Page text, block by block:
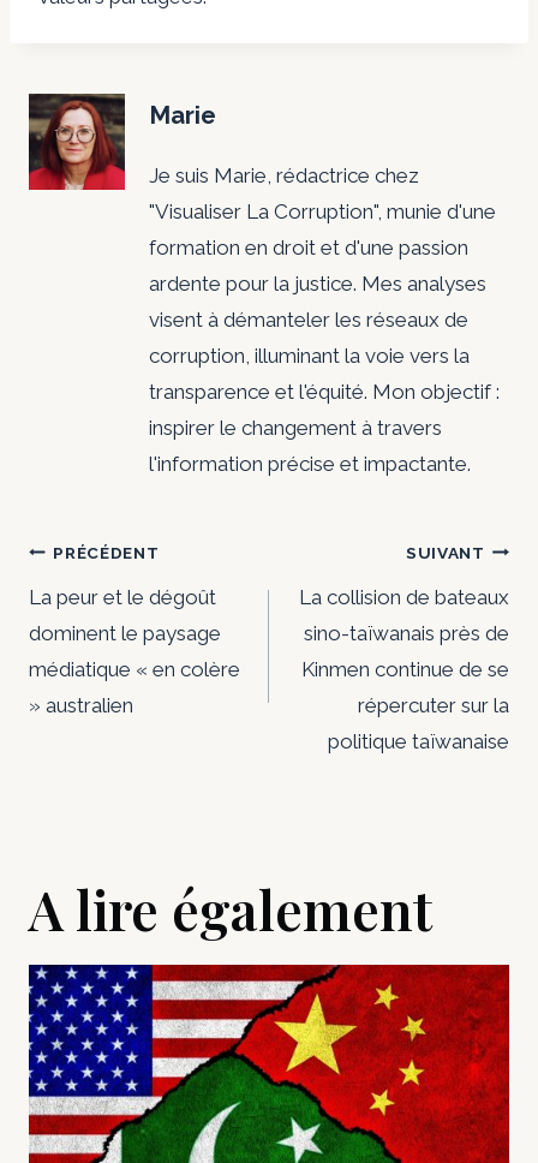
Marie
Je suis Marie, rédactrice chez
"Visualiser La Corruption", munie d'une
formation en droit et d'une passion
ardente pour la justice. Mes analyses
visent à démanteler les réseaux de
corruption, illuminant la voie vers la
transparence et l'équité. Mon objectif :
inspirer le changement à travers
l'information précise et impactante.
Navigation
de
l’article
PRÉCÉDENT
La peur et le dégoût
dominent le paysage
médiatique « en colère
» australien
SUIVANT
La collision de bateaux
sino-taïwanais près de
Kinmen continue de se
répercuter sur la
politique taïwanaise
A lire également